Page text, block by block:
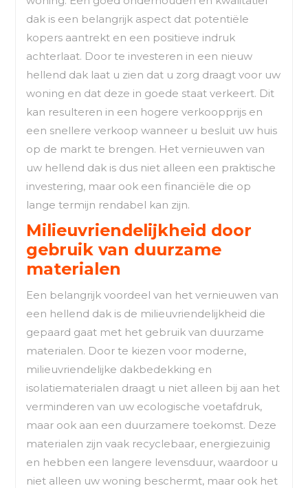
dak is een belangrijk aspect dat potentiële
kopers aantrekt en een positieve indruk
achterlaat. Door te investeren in een nieuw
hellend dak laat u zien dat u zorg draagt voor uw
woning en dat deze in goede staat verkeert. Dit
kan resulteren in een hogere verkoopprijs en
een snellere verkoop wanneer u besluit uw huis
op de markt te brengen. Het vernieuwen van
uw hellend dak is dus niet alleen een praktische
investering, maar ook een financiële die op
lange termijn rendabel kan zijn.
Milieuvriendelijkheid door
gebruik van duurzame
materialen
Een belangrijk voordeel van het vernieuwen van
een hellend dak is de milieuvriendelijkheid die
gepaard gaat met het gebruik van duurzame
materialen. Door te kiezen voor moderne,
milieuvriendelijke dakbedekking en
isolatiematerialen draagt u niet alleen bij aan het
verminderen van uw ecologische voetafdruk,
maar ook aan een duurzamere toekomst. Deze
materialen zijn vaak recyclebaar, energiezuinig
en hebben een langere levensduur, waardoor u
niet alleen uw woning beschermt, maar ook het